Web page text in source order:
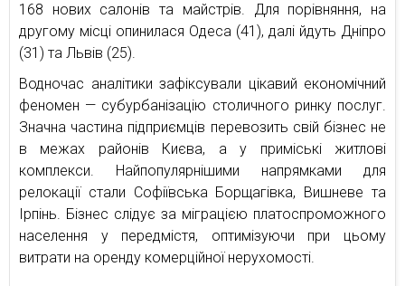
168 нових салонів та майстрів. Для порівняння, на
другому місці опинилася Одеса (41), далі йдуть Дніпро
(31) та Львів (25).
Водночас аналітики зафіксували цікавий економічний
феномен — субурбанізацію столичного ринку послуг.
Значна частина підприємців перевозить свій бізнес не
в межах районів Києва, а у приміські житлові
комплекси. Найпопулярнішими напрямками для
релокації стали Софіївська Борщагівка, Вишневе та
Ірпінь. Бізнес слідує за міграцією платоспроможного
населення у передмістя, оптимізуючи при цьому
витрати на оренду комерційної нерухомості.